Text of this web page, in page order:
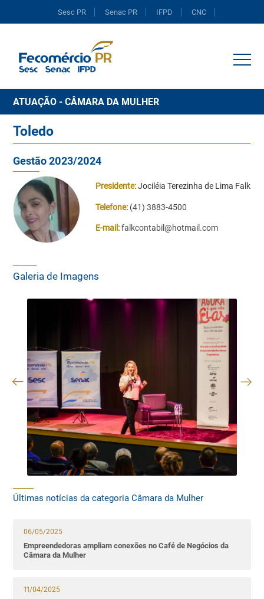
Sesc PR Senac PR IFPD CNC
ATUAÇÃO - CÂMARA DA MULHER
Toledo
Gestão 2023/2024
Presidente:Jociléia Terezinha de Lima Falk
Telefone: (41) 3883-4500
E-mail:falkcontabil@hotmail.com
Galeria de Imagens
Últimas notícias da categoria Câmara da Mulher
06/05/2025
Empreendedoras ampliam conexões no Café de Negócios da
Câmara da Mulher
11/04/2025